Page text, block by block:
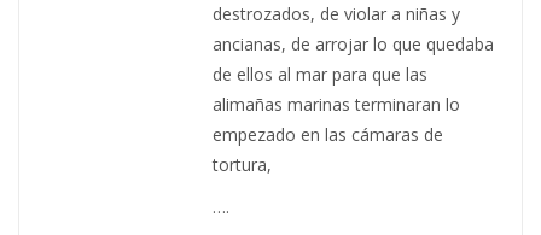
destrozados, de violar a niñas y
ancianas, de arrojar lo que quedaba
de ellos al mar para que las
alimañas marinas terminaran lo
empezado en las cámaras de
tortura,
….